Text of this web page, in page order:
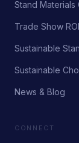
Stand Materials
Trade Show ROI
Sustainable
Sustainable
News & Blog
CONNECT